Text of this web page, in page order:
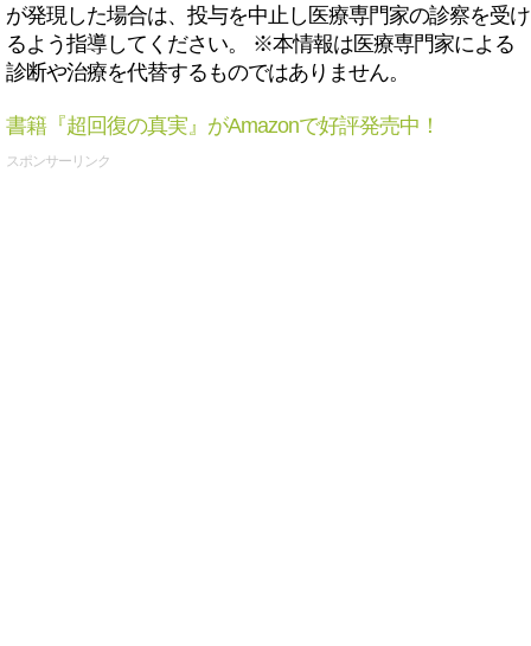
が発現した場合は、投与を中止し医療専門家の診察を受け
るよう指導してください。 ※本情報は医療専門家による
診断や治療を代替するものではありません。
書籍『超回復の真実』がAmazonで好評発売中！
スポンサーリンク